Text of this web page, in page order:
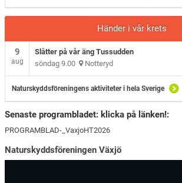
Händer i vår krets
9
aug
Slåtter på vår äng Tussudden
söndag 9.00 Notteryd
Naturskyddsföreningens aktiviteter i hela Sverige
Senaste programbladet: klicka på länken!:
PROGRAMBLAD-_VaxjoHT2026
Naturskyddsföreningen Växjö